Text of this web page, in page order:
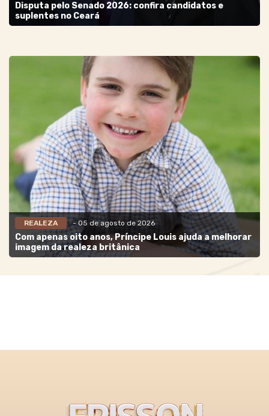
Disputa pelo Senado 2026: confira candidatos e
suplentes no Ceará
REALEZA - 05 de agosto de 2026
Com apenas oito anos, Príncipe Louis ajuda a melhorar
imagem da realeza britânica